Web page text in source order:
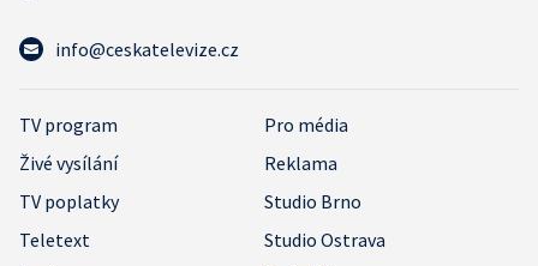
info@ceskatelevize.cz
TV program
Pro média
Živé vysílání
Reklama
TV poplatky
Studio Brno
Teletext
Studio Ostrava